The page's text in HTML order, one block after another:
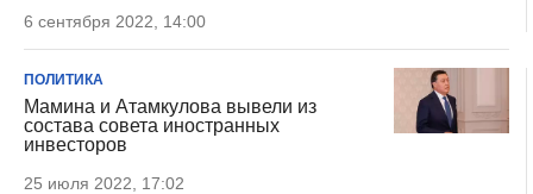
6 сентября 2022, 14:00
ПОЛИТИКА
Мамина и Атамкулова вывели из
состава совета иностранных
инвесторов
25 июля 2022, 17:02